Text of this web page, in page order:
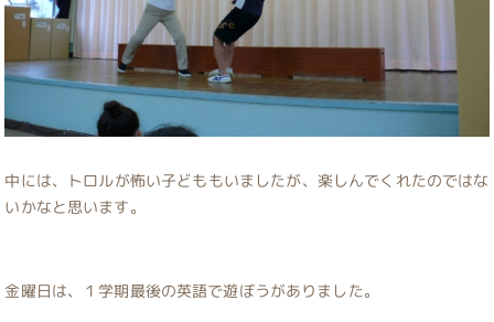
中には、トロルが怖い子どももいましたが、楽しんでくれたのではな
いかなと思います。
金曜日は、１学期最後の英語で遊ぼうがありました。